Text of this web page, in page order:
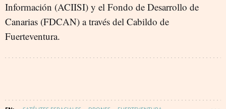
Información (ACIISI) y el Fondo de Desarrollo de
Canarias (FDCAN) a través del Cabildo de
Fuerteventura.